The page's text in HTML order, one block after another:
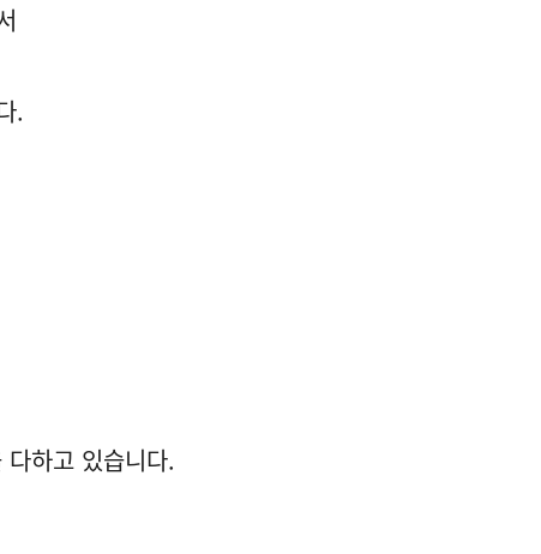
.
하고 있습니다.